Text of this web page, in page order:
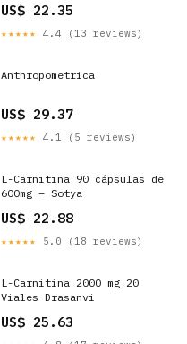
carnitina.. Gente no solo
US$ 22.35
★★★★★ 4.4 (13 reviews)
Anthropometrica
US$ 29.37
★★★★★ 4.1 (5 reviews)
L-Carnitina 90 cápsulas de
600mg – Sotya
US$ 22.88
★★★★★ 5.0 (18 reviews)
L-Carnitina 2000 mg 20
Viales Drasanvi
US$ 25.63